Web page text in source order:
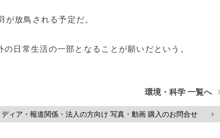
放鳥される予定だ。
日常生活の一部となることが願いだという。
環境・科学 一覧へ
ディア・報道関係・法人の方向け 写真・動画 購入のお問合せ >